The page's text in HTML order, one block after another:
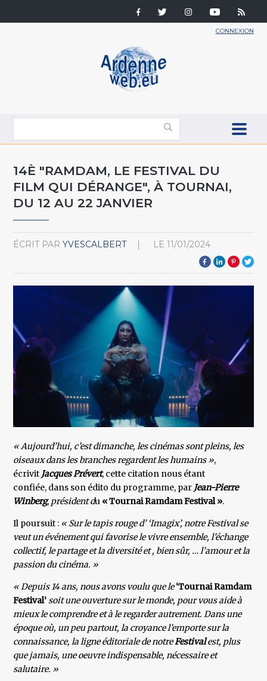
CONNEXION
14È "RAMDAM, LE FESTIVAL DU
FILM QUI DÉRANGE", À TOURNAI,
DU 12 AU 22 JANVIER
ÉCRIT PAR YVESCALBERT LE 11/01/2024
« Aujourd’hui, c’est dimanche, les cinémas sont pleins, les
oiseaux dans les branches regardent les humains »,
écrivit Jacques Prévert, cette citation nous étant
confiée, dans son édito du programme, par Jean-Pierre
Winberg, président du « Tournai Ramdam Festival ».
Il poursuit : « Sur le tapis rouge d’ ‘Imagix’, notre Festival se
veut un événement qui favorise le vivre ensemble, l’échange
collectif, le partage et la diversité et , bien sûr, … l’amour et la
passion du cinéma. »
« Depuis 14 ans, nous avons voulu que le‘Tournai Ramdam
Festival’soit une ouverture sur le monde, pour vous aide à
mieux le comprendre et à le regarder autrement. Dans une
époque où, un peu partout, la croyance l’emporte sur la
connaissance, la ligne éditoriale de notreFestivalest, plus
que jamais, une oeuvre indispensable, nécessaire et
salutaire. »